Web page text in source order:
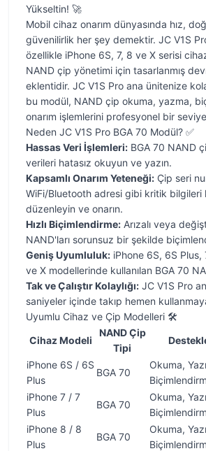
Yükseltin! 🚀
Mobil cihaz onarım dünyasında hız,
güvenilirlik her şey demektir. JC V1S
özellikle iPhone 6S, 7, 8 ve X serisi
NAND çip yönetimi için tasarlanmış
eklentidir. JC V1S Pro ana ünitenize
bu modül, NAND çip okuma, yazma,
onarım işlemlerini profesyonel bir
Neden JC V1S Pro BGA 70 Modül? ✅
Hassas Veri İşlemleri: BGA 70 NAND
verileri hatasız okuyun ve yazın.
Kapsamlı Onarım Yeteneği: Çip seri
WiFi/Bluetooth adresi gibi kritik bilgileri
düzenleyin ve onarın.
Hızlı Biçimlendirme: Arızalı veya
NAND'ları sorunsuz bir şekilde
Geniş Uyumluluk: iPhone 6S, 6S Plus,
ve X modellerinde kullanılan BGA 70
Tak ve Çalıştır Kolaylığı: JC V1S Pro
saniyeler içinde takıp hemen
Uyumlu Cihaz ve Çip Modelleri 🛠️
Cihaz Modeli
NAND Çip
Tipi
iPhone 6S / 6S
Plus
BGA 70
Okuma,
iPhone 7 / 7
Plus
BGA 70
Okuma,
iPhone 8 / 8
Plus
BGA 70
Okuma,